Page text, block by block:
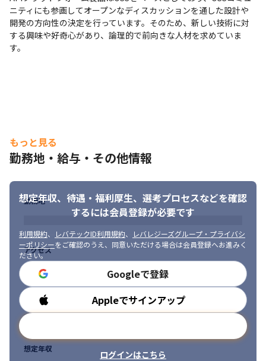
ニティにも参画してオープンなディスカッションを通した設計や
開発の方向性の決定を行っています。そのため、新しい技術に対
する興味や好奇心があり、論理的で前向きな人材を求めていま
す。
もっと見る
勤務地・給与・その他情報
想定年収、待遇・福利厚生、 選考プロセスなどを確認
するには会員登録が必要です
利用規約、 レバテックID利用規約、
レバレジーズグループ・プライバシ
ーポリシーをご確認のうえ、同意いただける場合は会員登録へお進みく
ださい。
Googleで登録
Appleでサインアップ
ログインはこちら
勤務地
アクセス
勤務時間
想定年収